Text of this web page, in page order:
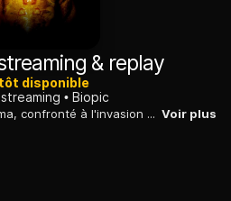
& replay
disponible
Biopic
La jeunesse du 14e dalaï-lama, confronté à l'invasion du Tibet par les troupes chinoises de Mao et contraint de s'exiler pour échapper aux persécutions. Voir plus